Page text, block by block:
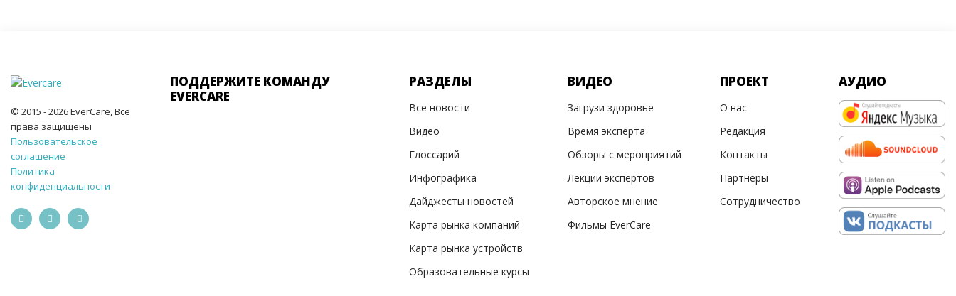
© 2015 - 2026 EverCare, Все
права защищены
Пользовательское
соглашение
Политика
конфиденциальности
ПОДДЕРЖИТЕ КОМАНДУ
EVERCARE
РАЗДЕЛЫ
Все новости
Видео
Глоссарий
Инфографика
Дайджесты новостей
Карта рынка компаний
Карта рынка устройств
Образовательные курсы
ВИДЕО
Загрузи здоровье
Время эксперта
Обзоры с мероприятий
Лекции экспертов
Авторское мнение
Фильмы EverCare
ПРОЕКТ
О нас
Редакция
Контакты
Партнеры
Сотрудничество
АУДИО